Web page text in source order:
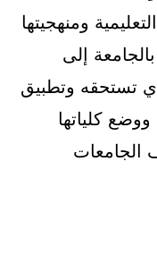
ومنهجيتها
إلى
تستحقه وتطبيق
كلياتها
الجامعات